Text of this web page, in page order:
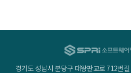
경기도 성남시 분당구 대왕판교로 712번